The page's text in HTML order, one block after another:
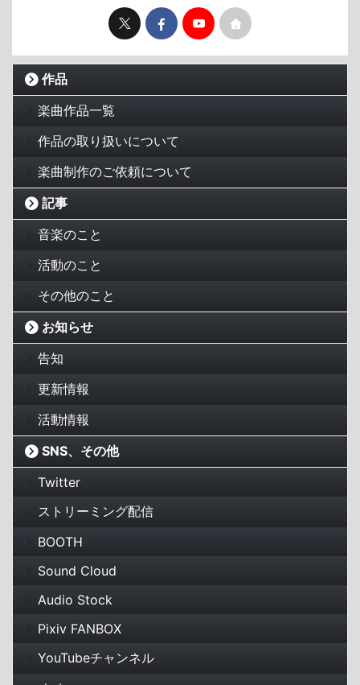
作品
楽曲作品一覧
作品の取り扱いについて
楽曲制作のご依頼について
記事
音楽のこと
活動のこと
その他のこと
お知らせ
告知
更新情報
活動情報
SNS、その他
Twitter
ストリーミング配信
BOOTH
Sound Cloud
Audio Stock
Pixiv FANBOX
YouTubeチャンネル